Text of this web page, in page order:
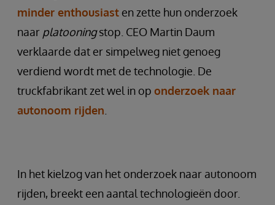
minder enthousiast en zette hun onderzoek
naar platooningstop. CEO Martin Daum
verklaarde dat er simpelweg niet genoeg
verdiend wordt met de technologie. De
truckfabrikant zet wel in op onderzoek naar
autonoom rijden
In het kielzog van het onderzoek naar autonoom
rijden, breekt een aantal technologieën door.